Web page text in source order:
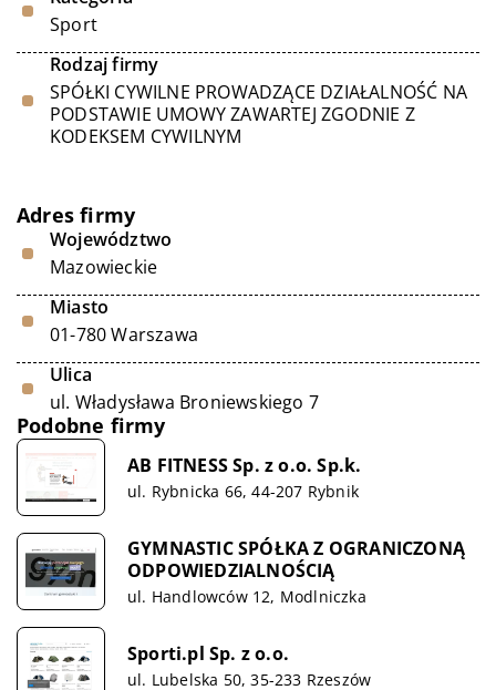
Sport
Rodzaj firmy
SPÓŁKI CYWILNE PROWADZĄCE DZIAŁALNOŚĆ NA
PODSTAWIE UMOWY ZAWARTEJ ZGODNIE Z
KODEKSEM CYWILNYM
Adres firmy
Województwo
Mazowieckie
Miasto
01-780 Warszawa
Ulica
ul. Władysława Broniewskiego 7
Podobne firmy
AB FITNESS Sp. z o.o. Sp.k.
ul. Rybnicka 66, 44-207 Rybnik
GYMNASTIC SPÓŁKA Z OGRANICZONĄ
ODPOWIEDZIALNOŚCIĄ
ul. Handlowców 12, Modlniczka
Sporti.pl Sp. z o.o.
ul. Lubelska 50, 35-233 Rzeszów